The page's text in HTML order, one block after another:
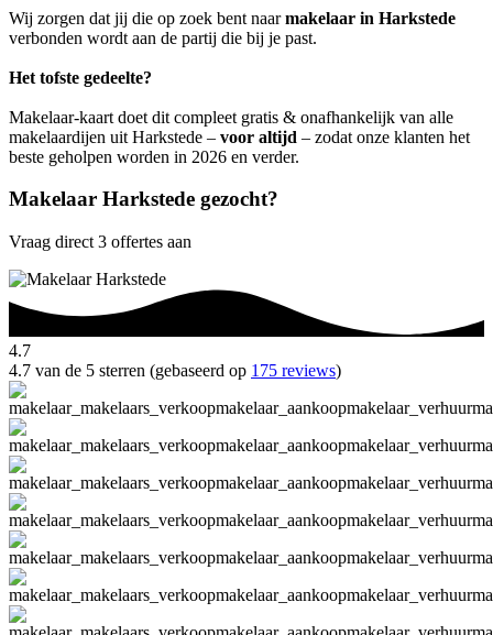
Wij zorgen dat jij die op zoek bent naarmakelaar in Harkstede
verbonden wordt aan de partij die bij je past.
Het tofste gedeelte?
Makelaar-kaart doet dit compleet gratis & onafhankelijk van alle
makelaardijen uit Harkstede – voor altijd – zodat onze klanten het
beste geholpen worden in 2026 en verder.
Makelaar Harkstede gezocht?
Vraag direct 3 offertes aan
4.7
4.7 van de 5 sterren (gebaseerd op 175 reviews)